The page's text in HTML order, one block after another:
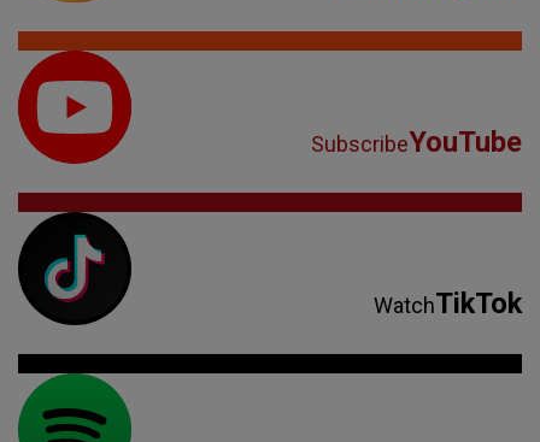
SubscribeYouTube
WatchTikTok